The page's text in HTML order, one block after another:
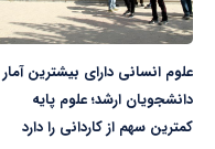
علوم انسانی دارای بیشترین آمار
دانشجویان ارشد؛ علوم پایه
کمترین سهم از کاردانی را دارد